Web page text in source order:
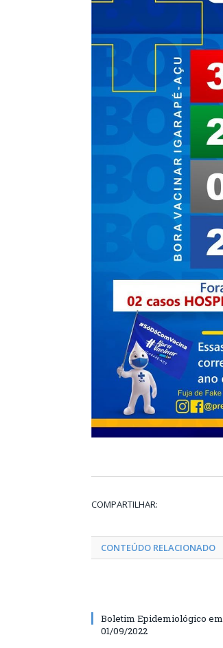
COMPARTILHAR:
CONTEÚDO RELACIONADO
Boletim Epidemiológico em
01/09/2022